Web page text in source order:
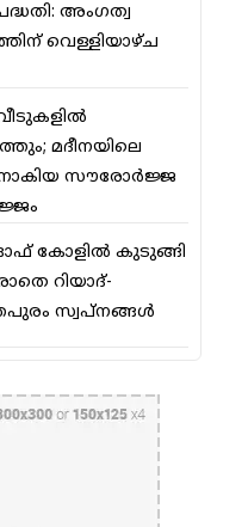
അംഗത്വ
വെള്ളിയാഴ്ച
മദീനയിലെ
സൗരോര്‍ജ്ജ
കോളില്‍ കുടുങ്ങി
റിയാദ്-
സ്വപ്നങ്ങള്‍